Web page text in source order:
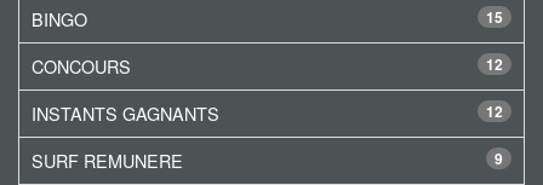
15
BINGO
12
CONCOURS
12
INSTANTS GAGNANTS
9
SURF REMUNERE